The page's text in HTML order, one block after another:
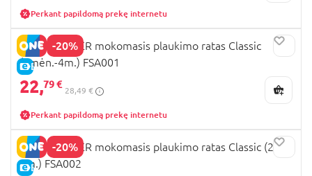
Perkant papildomą prekę internetu
-20%
E-KAINA
SWIMTRAINER mokomasis plaukimo ratas Classic
(3mėn.-4m.) FSA001
22,79 €
28,49 €
Perkant papildomą prekę internetu
-20%
E-KAINA
SWIMTRAINER mokomasis plaukimo ratas Classic (2-
6m.) FSA002